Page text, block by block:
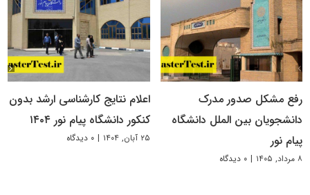
رفع مشکل صدور مدرک
دانشجویان بین الملل دانشگاه
پیام نور
۸ مرداد, ۱۴۰۵ | ۰ دیدگاه
اعلام نتایج کارشناسی ارشد بدون
کنکور دانشگاه پیام نور ۱۴۰۴
۲۵ آبان, ۱۴۰۴ | ۰ دیدگاه